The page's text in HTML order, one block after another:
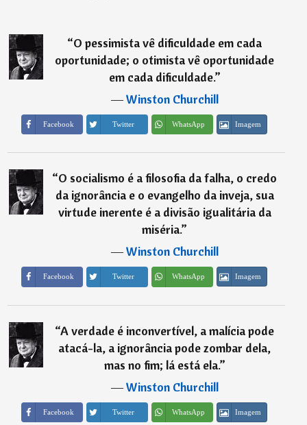
“O pessimista vê dificuldade em cada
oportunidade; o otimista vê oportunidade
em cada dificuldade.”
―Winston Churchill
Facebook Twitter WhatsApp Imagem
“O socialismo é a filosofia da falha, o credo
da ignorância e o evangelho da inveja, sua
virtude inerente é a divisão igualitária da
miséria.”
―Winston Churchill
Facebook Twitter WhatsApp Imagem
“A verdade é inconvertível, a malícia pode
atacá-la, a ignorância pode zombar dela,
mas no fim; lá está ela.”
―Winston Churchill
Facebook Twitter WhatsApp Imagem